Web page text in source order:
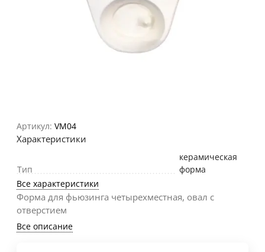
Артикул: VM04
Характеристики
Тип
керамическая
форма
Все характеристики
Форма для фьюзинга четырехместная, овал с
отверстием
Все описание